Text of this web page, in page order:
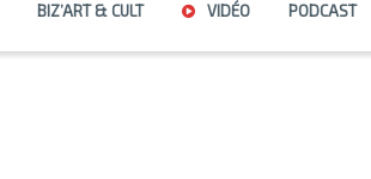
BIZ’ART & CULT VIDÉO PODCAST